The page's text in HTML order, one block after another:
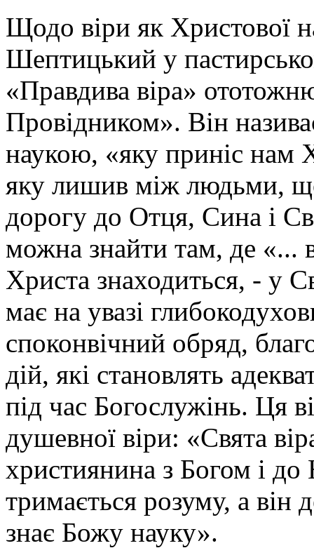
Щодо віри як Христової
Шептицький у
«Правдива віра»
Провідником». Він
наукою, «яку приніс нам
яку лишив між людьми,
дорогу до Отця, Сина і
можна знайти там, де «...
Христа знаходиться, - у
має на увазі
споконвічний обряд,
дій, які становлять
під час Богослужінь. Ця
душевної віри: «Свята
християнина з Богом і
тримається розуму, а він
знає Божу науку».